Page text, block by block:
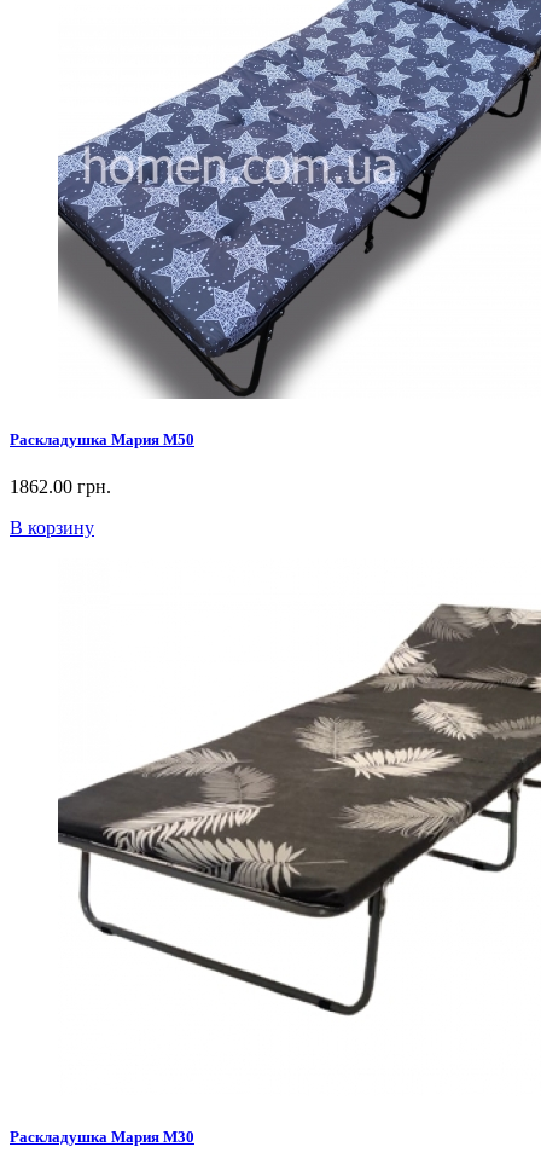
Раскладушка Мария М50
1862.00 грн.
В корзину
Раскладушка Мария М30